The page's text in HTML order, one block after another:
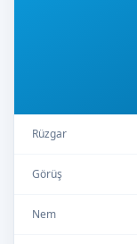
Rüzgar
Görüş
Nem